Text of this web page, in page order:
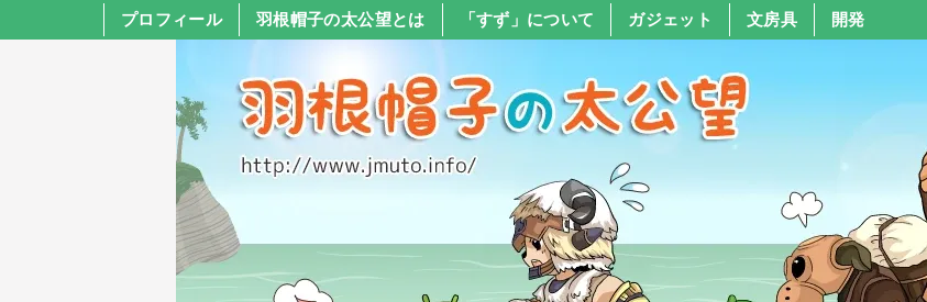
プロフィール 羽根帽子の太公望とは 「すず」について ガジェット 文房具 開発